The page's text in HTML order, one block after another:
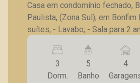
Casa em condomínio fechado,
Paulista, (Zona Sul), em Bonfim
suítes; - Lavabo; - Sala para 2 ambientes; -
Cozinha; - Lavanderia; -
de serviço; - Varanda com
Jardim; - 4 vagas de garagem. A Piramid tem
como objetivo atender seus
3
Dorm.
5
Banho
4